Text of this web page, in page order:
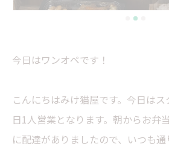
今日はワンオペです！
こんにちはみけ猫屋です。今日は
日1人営業となります。朝からお弁
に配達がありましたので、いつも